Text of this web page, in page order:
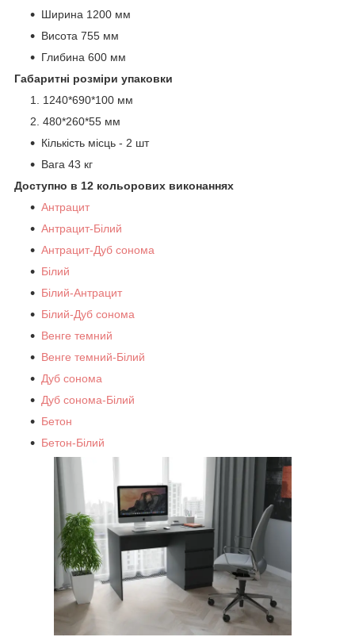
Ширина 1200 мм
Висота 755 мм
Глибина 600 мм
Габаритні розміри упаковки
1240*690*100 мм
480*260*55 мм
Кількість місць - 2 шт
Вага 43 кг
Доступно в 12 кольорових виконаннях
Антрацит
Антрацит-Білий
Антрацит-Дуб сонома
Білий
Білий-Антрацит
Білий-Дуб сонома
Венге темний
Венге темний-Білий
Дуб сонома
Дуб сонома-Білий
Бетон
Бетон-Білий